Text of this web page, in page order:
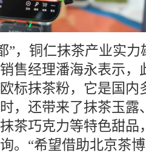
”，铜仁抹茶产业实
售经理潘海永表示，
标抹茶粉，它是国内
，还带来了抹茶玉露
茶巧克力等特色甜品
。“希望借助北京茶